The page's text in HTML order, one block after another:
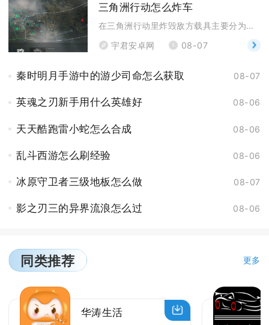
三角洲行动怎么炸车
在三角洲行动里炸毁敌方载具主要分为远程重武器打击、
宇君安卓网
08-07
秦时明月手游中的游少司命怎么获取 08-07
英魂之刃新手用什么英雄好 08-06
天天酷跑雷小蛇怎么合成 08-06
乱斗西游怎么刷经验 08-06
冰原守卫者三级地板怎么做 08-07
影之刃三的异界流浪怎么过 08-06
同类推荐 更多
华涛生活